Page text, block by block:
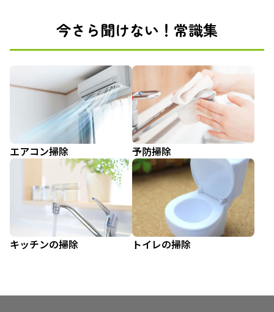
今さら聞けない！常識集
エアコン掃除 予防掃除
キッチンの掃除 トイレの掃除